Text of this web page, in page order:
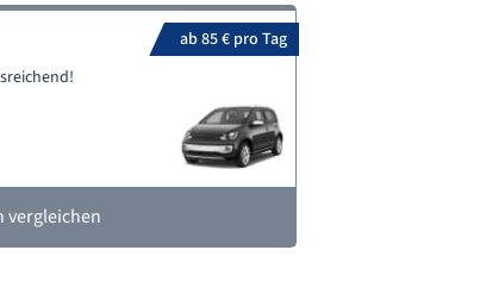
ab 85 € pro Tag
vergleichen